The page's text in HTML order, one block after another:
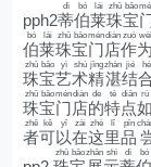
pph2蒂
dì
伯
bó
莱
lái
珠
zhū
宝
bǎo
伯
bó
莱
lái
珠
zhū
宝
bǎo
门
mén
店
diàn
作
zuò wèi
珠
zhū
宝
bǎo
艺
yì
术
shù
精
jīng
湛
zhàn
结
jié hé
珠
zhū
宝
bǎo
门
mén
店
diàn
的
de
特
tè
点
diǎn rú
者
zhě
可
kě
以
yǐ
在
zài
这
zhè
里
lǐ
品
pǐn
zhū bǎozhǎn shì dì bó